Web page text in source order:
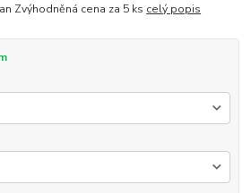
Zvýhodněná cena za 5 ks celý popis